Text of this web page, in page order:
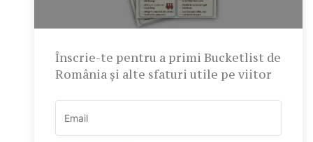
Înscrie-te pentru a primi Bucketlist de
România și alte sfaturi utile pe viitor